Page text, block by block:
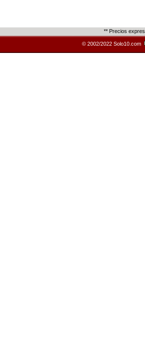
** Precios
© 2002/2022 Solo10.com